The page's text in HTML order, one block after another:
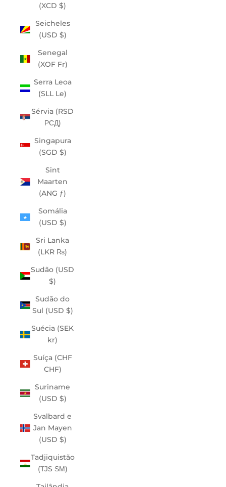
(XCD $)
Seicheles
(USD $)
Senegal
(XOF Fr)
Serra Leoa
(SLL Le)
Sérvia (RSD
РСД)
Singapura
(SGD $)
Sint
Maarten
(ANG ƒ)
Somália
(USD $)
Sri Lanka
(LKR ₨)
Sudão (USD
$)
Sudão do
Sul (USD $)
Suécia (SEK
kr)
Suíça (CHF
CHF)
Suriname
(USD $)
Svalbard e
Jan Mayen
(USD $)
Tadjiquistão
(TJS ЅМ)